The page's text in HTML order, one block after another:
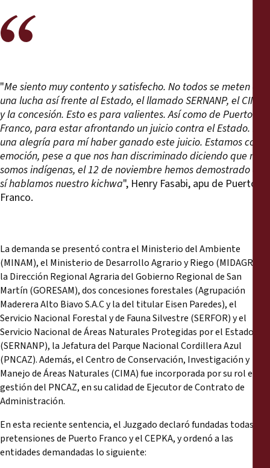
"Me siento muy contento y satisfecho. No todos se meten en
una lucha así frente al Estado, el llamado SERNANP, el CIMA
y la concesión. Esto es para valientes. Así como de Puerto
Franco, para estar afrontando un juicio contra el Estado. Es
una alegría para mí haber ganado este juicio. Estamos con
emoción, pese a que nos han discriminado diciendo que no
somos indígenas, el 12 de noviembre hemos demostrado que
sí hablamos nuestro kichwa", Henry Fasabi, apu de Puerto
Franco.
La demanda se presentó contra el Ministerio del Ambiente
(MINAM), el Ministerio de Desarrollo Agrario y Riego (MIDAGRI),
la Dirección Regional Agraria del Gobierno Regional de San
Martín (GORESAM), dos concesiones forestales (Agrupación
Maderera Alto Biavo S.A.C y la del titular Eisen Paredes), el
Servicio Nacional Forestal y de Fauna Silvestre (SERFOR) y el
Servicio Nacional de Áreas Naturales Protegidas por el Estado
(SERNANP), la Jefatura del Parque Nacional Cordillera Azul
(PNCAZ). Además, el Centro de Conservación, Investigación y
Manejo de Áreas Naturales (CIMA) fue incorporada por su rol en la
gestión del PNCAZ, en su calidad de Ejecutor de Contrato de
Administración.
En esta reciente sentencia, el Juzgado declaró fundadas todas las
pretensiones de Puerto Franco y el CEPKA, y ordenó a las
entidades demandadas lo siguiente: